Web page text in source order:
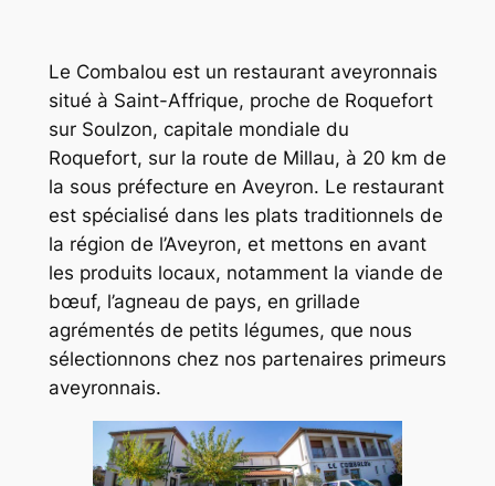
Le Combalou est un restaurant aveyronnais
situé à Saint-Affrique, proche de Roquefort
sur Soulzon, capitale mondiale du
Roquefort, sur la route de Millau, à 20 km de
la sous préfecture en Aveyron. Le restaurant
est spécialisé dans les plats traditionnels de
la région de l’Aveyron, et mettons en avant
les produits locaux, notamment la viande de
bœuf, l’agneau de pays, en grillade
agrémentés de petits légumes, que nous
sélectionnons chez nos partenaires primeurs
aveyronnais.